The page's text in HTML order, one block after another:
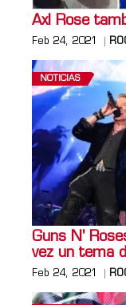
Axl Rose
Feb 24, 2021
NOTICIAS
Guns N'
vez un tema
Feb 24, 2021